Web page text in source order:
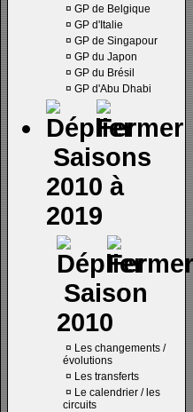
¤ GP de Belgique
¤ GP d'Italie
¤ GP de Singapour
¤ GP du Japon
¤ GP du Brésil
¤ GP d'Abu Dhabi
Saisons
2010 à
2019
Saison
2010
¤ Les changements /
évolutions
¤ Les transferts
¤ Le calendrier / les
circuits